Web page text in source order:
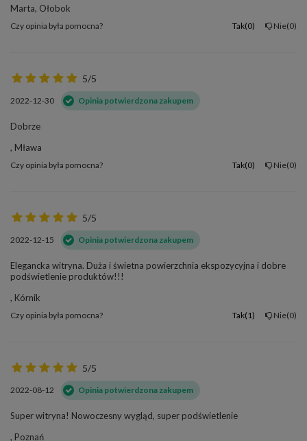
Marta, Ołobok
Czy opinia była pomocna? Tak 0 Nie 0
5/5
2022-12-30 Opinia potwierdzona zakupem
Dobrze
, Mława
Czy opinia była pomocna? Tak 0 Nie 0
5/5
2022-12-15 Opinia potwierdzona zakupem
Elegancka witryna. Duża i świetna powierzchnia ekspozycyjna i dobre
podświetlenie produktów!!!
, Kórnik
Czy opinia była pomocna? Tak 1 Nie 0
5/5
2022-08-12 Opinia potwierdzona zakupem
Super witryna! Nowoczesny wygląd, super podświetlenie
, Poznań